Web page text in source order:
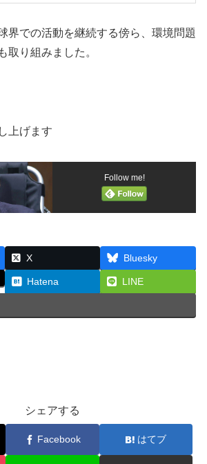
界での活動を継続する傍ら、環境問題
取り組みました。
上げます
Follow me!
X
Bluesky
Hatena LINE
シェアする
Facebook はてブ